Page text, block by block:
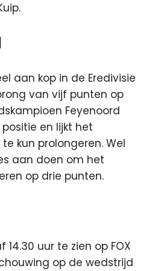
aan kop in de Eredivisie
van vijf punten op
Feyenoord
en lijkt het
kun prolongeren. Wel
aan doen om het
op drie punten.
uur te zien op FOX
op de wedstrijd